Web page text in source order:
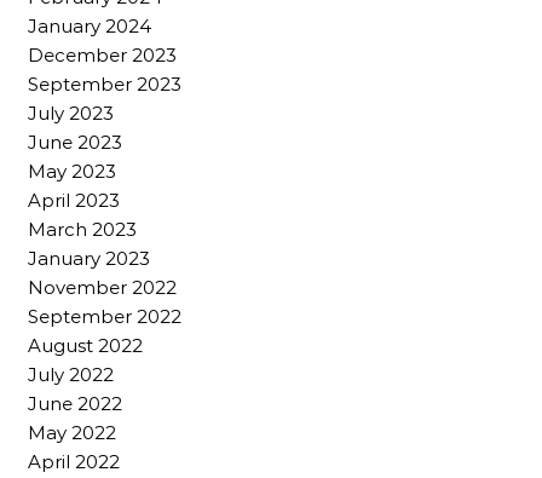
January 2024
December 2023
September 2023
July 2023
June 2023
May 2023
April 2023
March 2023
January 2023
November 2022
September 2022
August 2022
July 2022
June 2022
May 2022
April 2022